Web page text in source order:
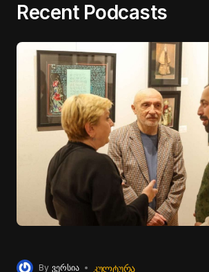
Recent Podcasts
By ვერსია ᲙᲣᲚᲢᲣᲠᲐ